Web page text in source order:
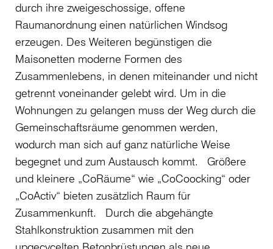
durch ihre zweigeschossige, offene
Raumanordnung einen natürlichen Windsog
erzeugen. Des Weiteren begünstigen die
Maisonetten moderne Formen des
Zusammenlebens, in denen miteinander und nicht
getrennt voneinander gelebt wird. Um in die
Wohnungen zu gelangen muss der Weg durch die
Gemeinschaftsräume genommen werden,
wodurch man sich auf ganz natürliche Weise
begegnet und zum Austausch kommt. Größere
und kleinere „CoRäume“ wie „CoCoocking“ oder
„CoActiv“ bieten zusätzlich Raum für
Zusammenkunft. Durch die abgehängte
Stahlkonstruktion zusammen mit den